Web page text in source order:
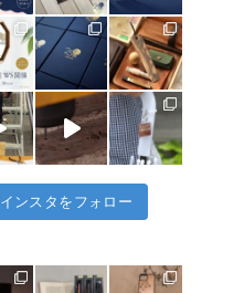
インスタをフォロー